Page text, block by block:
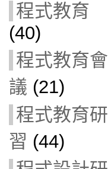
程式教育
(40)
程式教育會
議 (21)
程式教育研
習 (44)